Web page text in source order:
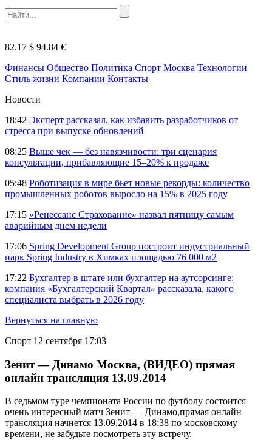
82.17 $ 94.84 €
Финансы Общество Политика Спорт Москва Технологии
Стиль жизни Компании Контакты
Новости
18:42 Эксперт рассказал, как избавить разработчиков от
стресса при выпуске обновлений
08:25 Выше чек — без навязчивости: три сценария
консультации, прибавляющие 15–20% к продаже
05:48 Роботизация в мире бьет новые рекорды: количество
промышленных роботов выросло на 15% в 2025 году
17:15 «Ренессанс Страхование» назвал пятницу самым
аварийным днем недели
17:06 Spring Development Group построит индустриальный
парк Spring Industry в Химках площадью 76 000 м2
17:22 Бухгалтер в штате или бухгалтер на аутсорсинге:
компания «Бухгалтерский Квартал» рассказала, какого
специалиста выбрать в 2026 году
Вернуться на главную
Спорт 12 сентября 17:03
Зенит — Динамо Москва, (ВИДЕО) прямая
онлайн трансляция 13.09.2014
В седьмом туре чемпионата России по футболу состоится
очень интересный матч Зенит — Динамо,прямая онлайн
трансляция начнется 13.09.2014 в 18:38 по московскому
времени, не забудьте посмотреть эту встречу.